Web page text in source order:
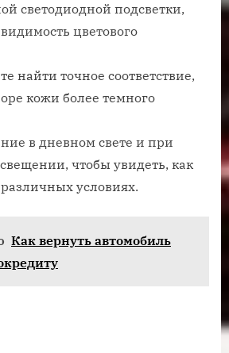
светодиодной подсветки,
цветового
найти точное соответствие,
кожи более темного
в дневном свете и при
чтобы увидеть, как
условиях.
Как вернуть автомобиль